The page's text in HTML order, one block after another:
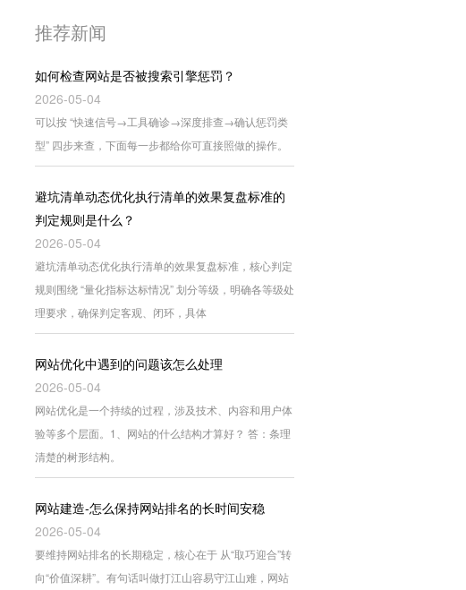
推荐新闻
如何检查网站是否被搜索引擎惩罚？
2026-05-04
可以按 “快速信号→工具确诊→深度排查→确认惩罚类
型” 四步来查，下面每一步都给你可直接照做的操作。
避坑清单动态优化执行清单的效果复盘标准的
判定规则是什么？
2026-05-04
避坑清单动态优化执行清单的效果复盘标准，核心判定
规则围绕 “量化指标达标情况” 划分等级，明确各等级处
理要求，确保判定客观、闭环，具体
网站优化中遇到的问题该怎么处理
2026-05-04
网站优化是一个持续的过程，涉及技术、内容和用户体
验等多个层面。1、网站的什么结构才算好？ 答：条理
清楚的树形结构。
网站建造-怎么保持网站排名的长时间安稳
2026-05-04
要维持网站排名的长期稳定，核心在于 从“取巧迎合”转
向“价值深耕”。有句话叫做打江山容易守江山难，网站